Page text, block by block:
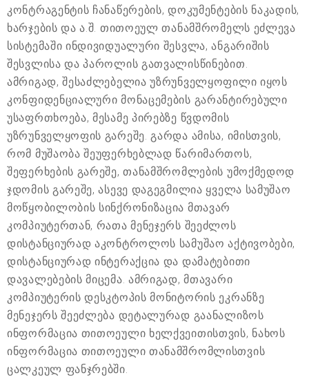
კონტრაგენტის ჩანაწერების, დოკუმენტების ნაკადის,
ხარჯების და ა.შ. თითოეულ თანამშრომელს ეძლევა
სისტემაში ინდივიდუალური შესვლა, ანგარიშის
შესვლისა და პაროლის გათვალისწინებით.
ამრიგად, შესაძლებელია უზრუნველყოფილი იყოს
კონფიდენციალური მონაცემების გარანტირებული
უსაფრთხოება, მესამე პირებზე წვდომის
უზრუნველყოფის გარეშე. გარდა ამისა, იმისთვის,
რომ მუშაობა შეუფერხებლად წარიმართოს,
შეფერხების გარეშე, თანამშრომლების უმოქმედოდ
ჯდომის გარეშე, ასევე დაგეგმილია ყველა სამუშაო
მოწყობილობის სინქრონიზაცია მთავარ
კომპიუტერთან, რათა მენეჯერს შეეძლოს
დისტანციურად აკონტროლოს სამუშაო აქტივობები,
დისტანციურად ინტერაქცია და დამატებითი
დავალებების მიცემა. ამრიგად, მთავარი
კომპიუტერის დესკტოპის მონიტორის ეკრანზე
მენეჯერს შეეძლება დეტალურად გაანალიზოს
ინფორმაცია თითოეული ხელქვეითისთვის, ნახოს
ინფორმაცია თითოეული თანამშრომლისთვის
ცალკეულ ფანჯრებში.